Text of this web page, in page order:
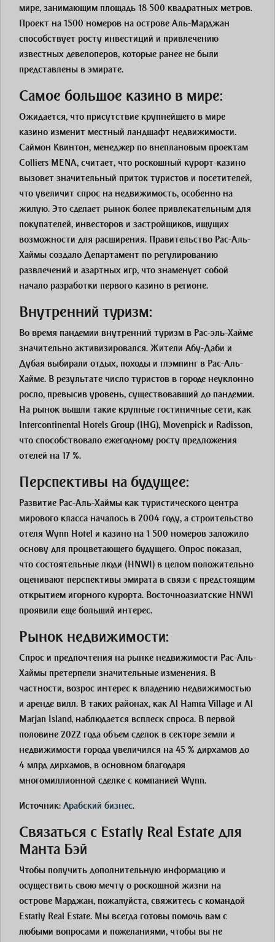
мире, занимающим площадь 18 500 квадратных метров.
Проект на 1500 номеров на острове Аль-Марджан
способствует росту инвестиций и привлечению
известных девелоперов, которые ранее не были
представлены в эмирате.
Самое большое казино в мире:
Ожидается, что присутствие крупнейшего в мире
казино изменит местный ландшафт недвижимости.
Саймон Квинтон, менеджер по внеплановым проектам
Colliers MENA, считает, что роскошный курорт-казино
вызовет значительный приток туристов и посетителей,
что увеличит спрос на недвижимость, особенно на
жилую. Это сделает рынок более привлекательным для
покупателей, инвесторов и застройщиков, ищущих
возможности для расширения. Правительство Рас-Аль-
Хаймы создало Департамент по регулированию
развлечений и азартных игр, что знаменует собой
начало разработки первого казино в регионе.
Внутренний туризм:
Во время пандемии внутренний туризм в Рас-эль-Хайме
значительно активизировался. Жители Абу-Даби и
Дубая выбирали отдых, походы и глэмпинг в Рас-Аль-
Хайме. В результате число туристов в городе неуклонно
росло, превысив уровень, существовавший до пандемии.
На рынок вышли такие крупные гостиничные сети, как
Intercontinental Hotels Group (IHG), Movenpick и Radisson,
что способствовало ежегодному росту предложения
отелей на 17 %.
Перспективы на будущее:
Развитие Рас-Аль-Хаймы как туристического центра
мирового класса началось в 2004 году, а строительство
отеля Wynn Hotel и казино на 1 500 номеров заложило
основу для процветающего будущего. Опрос показал,
что состоятельные люди (HNWI) в целом положительно
оценивают перспективы эмирата в связи с предстоящим
открытием игорного курорта. Восточноазиатские HNWI
проявили еще больший интерес.
Рынок недвижимости:
Спрос и предпочтения на рынке недвижимости Рас-Аль-
Хаймы претерпели значительные изменения. В
частности, возрос интерес к владению недвижимостью
и аренде вилл. В таких районах, как Al Hamra Village и Al
Marjan Island, наблюдается всплеск спроса. В первой
половине 2022 года объем сделок в секторе земли и
недвижимости города увеличился на 45 % дирхамов до
4 млрд дирхамов, в основном благодаря
многомиллионной сделке с компанией Wynn.
Источник: Арабский бизнес.
Связаться с Estatly Real Estate для
Манта Бэй
Чтобы получить дополнительную информацию и
осуществить свою мечту о роскошной жизни на
острове Марджан, пожалуйста, свяжитесь с командой
Estatly Real Estate. Мы всегда готовы помочь вам с
любыми вопросами и пожеланиями, чтобы вы не